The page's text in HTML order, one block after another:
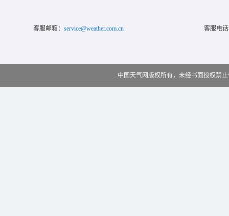
客服邮箱： service@weather.com.cn 客服电
中国天气网版权所有，未经书面授权